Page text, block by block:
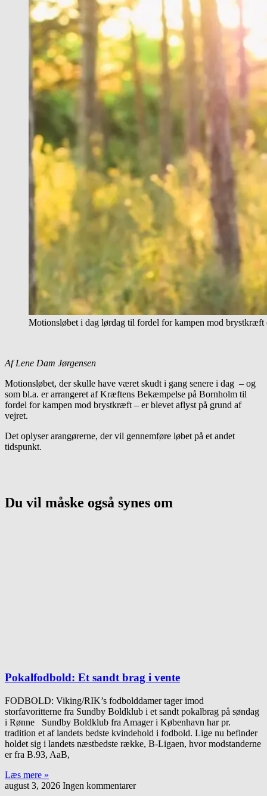
Motionsløbet i dag lørdag til fordel for kampen mod brystkræft
Af Lene Dam Jørgensen
Motionsløbet, der skulle have været skudt i gang senere i dag – og
som bl.a. er arrangeret af Kræftens Bekæmpelse på Bornholm til
fordel for kampen mod brystkræft – er blevet aflyst på grund af
vejret.
Det oplyser arangørerne, der vil gennemføre løbet på et andet
tidspunkt.
Du vil måske også synes om
Pokalfodbold: Et sandt brag i vente
FODBOLD: Viking/RIK’s fodbolddamer tager imod
storfavoritterne fra Sundby Boldklub i et sandt pokalbrag på søndag
i Rønne Sundby Boldklub fra Amager i København har pr.
tradition et af landets bedste kvindehold i fodbold. Lige nu befinder
holdet sig i landets næstbedste række, B-Ligaen, hvor modstanderne
er fra B.93, AaB,
Læs mere »
august 3, 2026 Ingen kommentarer